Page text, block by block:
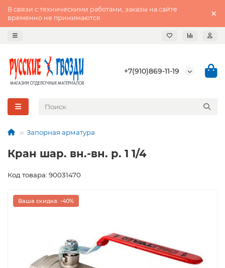
В связи с техническими работами, заказы на сайте
временно не принимаются
+7(910)869-11-19
Запорная арматура
Кран шар. вн.-вн. р. 1 1/4
Код товара: 90031470
Ваша скидка: -40%